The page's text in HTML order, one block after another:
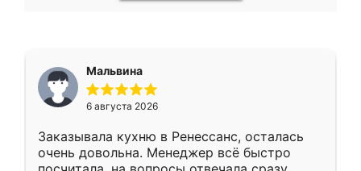
Мальвина
6 августа 2026
Заказывала кухню в Ренессанс, осталась
очень довольна. Менеджер всё быстро